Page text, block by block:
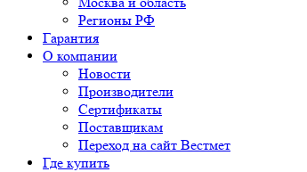
Регионы РФ
Гарантия
О компании
Новости
Производители
Сертификаты
Поставщикам
Переход на сайт Вестмет
Где купить